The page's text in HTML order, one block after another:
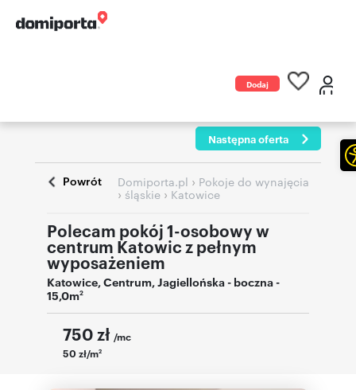
Dodaj
Następna oferta
Powrót Domiporta.pl › Pokoje do wynajęcia
› śląskie › Katowice
Polecam pokój 1-osobowy w
centrum Katowic z pełnym
wyposażeniem
Katowice,Centrum,Jagiellońska - boczna-
15,0m2
750 zł /mc
50 zł/m2